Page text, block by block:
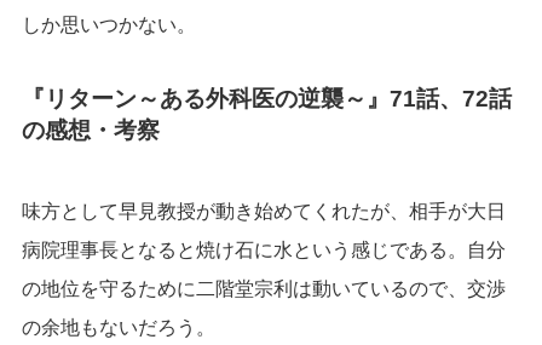
しか思いつかない。
『リターン～ある外科医の逆襲～』71話、72話
の感想・考察
味方として早見教授が動き始めてくれたが、相手が大日
病院理事長となると焼け石に水という感じである。自分
の地位を守るために二階堂宗利は動いているので、交渉
の余地もないだろう。